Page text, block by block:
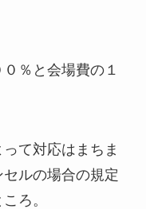
％と会場費の１
て対応はまちま
ルの場合の規定
ろ。